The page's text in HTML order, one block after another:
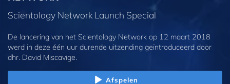
Scientology Network Launch Special
De lancering van het Scientology Network op 12 maart 2018
werd in deze één uur durende uitzending geïntroduceerd door
dhr. David Miscavige.
Afspelen